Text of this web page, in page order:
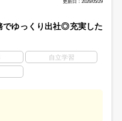
更新日：2026/05/29
でゆっくり出社◎充実した
自立学習